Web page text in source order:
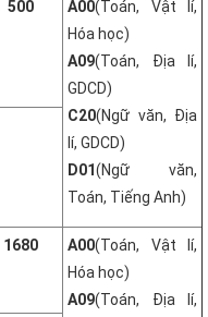
500 A00(Toán, Vật lí,
Hóa học)
A09(Toán, Địa lí,
GDCD)
C20(Ngữ văn, Địa
lí, GDCD)
D01(Ngữ văn,
Toán, Tiếng Anh)
1680 A00(Toán, Vật lí,
Hóa học)
A09(Toán, Địa lí,